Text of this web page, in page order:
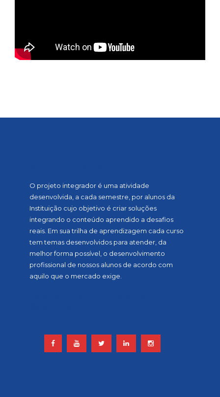
O projeto integrador é uma atividade
desenvolvida, a cada semestre, por alunos da
Instituição cujo objetivo é criar soluções
integrando o conteúdo aprendido a desafios
reais. Em sua trilha de aprendizagem cada curso
tem temas desenvolvidos para atender, da
melhor forma possível, o desenvolvimento
profissional de nossos alunos de acordo com
aquilo que o mercado exige.